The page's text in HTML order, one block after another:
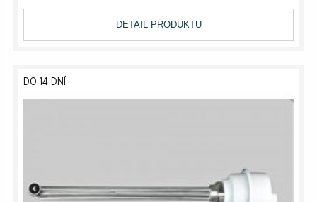
DETAIL PRODUKTU
DO 14 DNÍ